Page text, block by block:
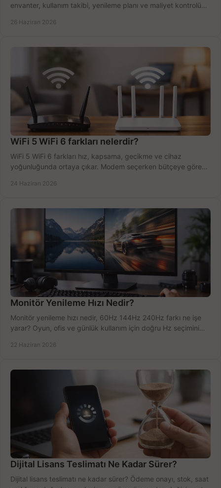
envanter, kullanım takibi, yenileme planı ve maliyet kontrolü
26 Haziran 2026
WiFi 5 WiFi 6 farkları nelerdir?
WiFi 5 WiFi 6 farkları hız, kapsama, gecikme ve cihaz
yoğunluğunda ortaya çıkar. Modem seçerken bütçeye göre
24 Haziran 2026
Monitör Yenileme Hızı Nedir?
Monitör yenileme hızı nedir, 60Hz 144Hz 240Hz farkı ne işe
yarar? Oyun, ofis ve günlük kullanım için doğru Hz seçimini
22 Haziran 2026
Dijital Lisans Teslimatı Ne Kadar Sürer?
Dijital lisans teslimatı ne kadar sürer? Ödeme onayı, stok, saat